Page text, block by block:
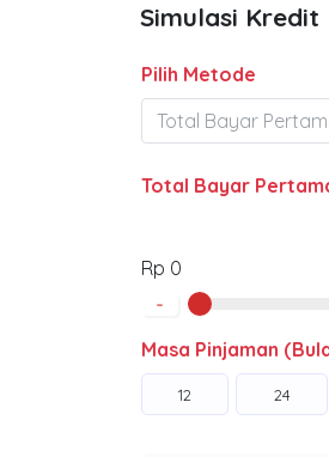
Simulasi Kredit
Pilih Metode
Total Bayar
Rp 0
-
Masa Pinjaman
12 24